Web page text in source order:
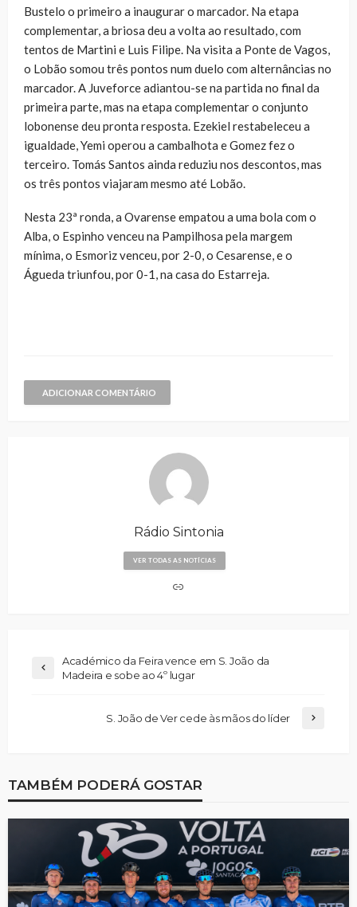
Bustelo o primeiro a inaugurar o marcador. Na etapa
complementar, a briosa deu a volta ao resultado, com
tentos de Martini e Luis Filipe. Na visita a Ponte de Vagos,
o Lobão somou três pontos num duelo com alternâncias no
marcador. A Juveforce adiantou-se na partida no final da
primeira parte, mas na etapa complementar o conjunto
lobonense deu pronta resposta. Ezekiel restabeleceu a
igualdade, Yemi operou a cambalhota e Gomez fez o
terceiro. Tomás Santos ainda reduziu nos descontos, mas
os três pontos viajaram mesmo até Lobão.
Nesta 23ª ronda, a Ovarense empatou a uma bola com o
Alba, o Espinho venceu na Pampilhosa pela margem
mínima, o Esmoriz venceu, por 2-0, o Cesarense, e o
Águeda triunfou, por 0-1, na casa do Estarreja.
ADICIONAR COMENTÁRIO
Rádio Sintonia
VER TODAS AS NOTÍCIAS
Académico da Feira vence em S. João da
Madeira e sobe ao 4º lugar
S. João de Ver cede às mãos do líder
TAMBÉM PODERÁ GOSTAR